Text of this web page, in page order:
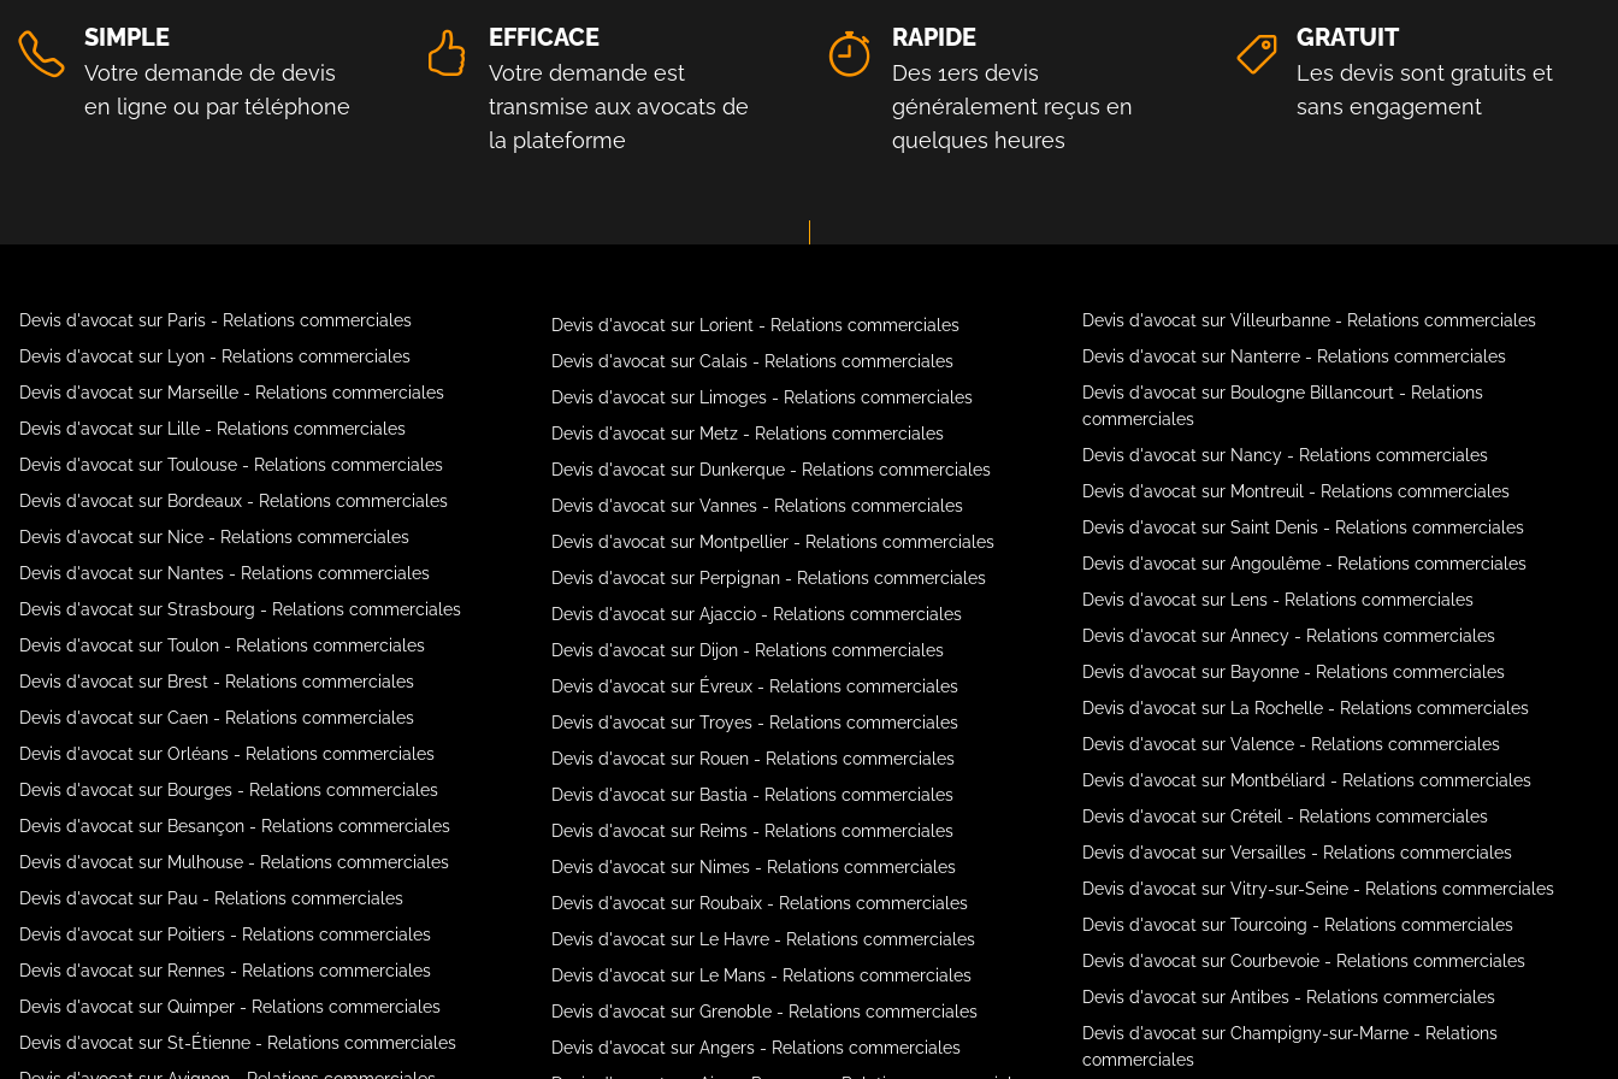
SIMPLE
Votre demande de devis
en ligne ou par téléphone
EFFICACE
Votre demande est
transmise aux avocats de
la plateforme
RAPIDE
Des 1ers devis
généralement reçus en
quelques heures
GRATUIT
Les devis sont gratuits et
sans engagement
Devis d'avocat sur Paris - Relations commerciales
Devis d'avocat sur Lyon - Relations commerciales
Devis d'avocat sur Marseille - Relations commerciales
Devis d'avocat sur Lille - Relations commerciales
Devis d'avocat sur Toulouse - Relations commerciales
Devis d'avocat sur Bordeaux - Relations commerciales
Devis d'avocat sur Nice - Relations commerciales
Devis d'avocat sur Nantes - Relations commerciales
Devis d'avocat sur Strasbourg - Relations commerciales
Devis d'avocat sur Toulon - Relations commerciales
Devis d'avocat sur Brest - Relations commerciales
Devis d'avocat sur Caen - Relations commerciales
Devis d'avocat sur Orléans - Relations commerciales
Devis d'avocat sur Bourges - Relations commerciales
Devis d'avocat sur Besançon - Relations commerciales
Devis d'avocat sur Mulhouse - Relations commerciales
Devis d'avocat sur Pau - Relations commerciales
Devis d'avocat sur Poitiers - Relations commerciales
Devis d'avocat sur Rennes - Relations commerciales
Devis d'avocat sur Quimper - Relations commerciales
Devis d'avocat sur St-Étienne - Relations commerciales
Devis d'avocat sur Lorient - Relations commerciales
Devis d'avocat sur Calais - Relations commerciales
Devis d'avocat sur Limoges - Relations commerciales
Devis d'avocat sur Metz - Relations commerciales
Devis d'avocat sur Dunkerque - Relations commerciales
Devis d'avocat sur Vannes - Relations commerciales
Devis d'avocat sur Montpellier - Relations commerciales
Devis d'avocat sur Perpignan - Relations commerciales
Devis d'avocat sur Ajaccio - Relations commerciales
Devis d'avocat sur Dijon - Relations commerciales
Devis d'avocat sur Évreux - Relations commerciales
Devis d'avocat sur Troyes - Relations commerciales
Devis d'avocat sur Rouen - Relations commerciales
Devis d'avocat sur Bastia - Relations commerciales
Devis d'avocat sur Reims - Relations commerciales
Devis d'avocat sur Nimes - Relations commerciales
Devis d'avocat sur Roubaix - Relations commerciales
Devis d'avocat sur Le Havre - Relations commerciales
Devis d'avocat sur Le Mans - Relations commerciales
Devis d'avocat sur Grenoble - Relations commerciales
Devis d'avocat sur Angers - Relations commerciales
Devis d'avocat sur Villeurbanne - Relations commerciales
Devis d'avocat sur Nanterre - Relations commerciales
Devis d'avocat sur Boulogne Billancourt - Relations
commerciales
Devis d'avocat sur Nancy - Relations commerciales
Devis d'avocat sur Montreuil - Relations commerciales
Devis d'avocat sur Saint Denis - Relations commerciales
Devis d'avocat sur Angoulême - Relations commerciales
Devis d'avocat sur Lens - Relations commerciales
Devis d'avocat sur Annecy - Relations commerciales
Devis d'avocat sur Bayonne - Relations commerciales
Devis d'avocat sur La Rochelle - Relations commerciales
Devis d'avocat sur Valence - Relations commerciales
Devis d'avocat sur Montbéliard - Relations commerciales
Devis d'avocat sur Créteil - Relations commerciales
Devis d'avocat sur Versailles - Relations commerciales
Devis d'avocat sur Vitry-sur-Seine - Relations commerciales
Devis d'avocat sur Tourcoing - Relations commerciales
Devis d'avocat sur Courbevoie - Relations commerciales
Devis d'avocat sur Antibes - Relations commerciales
Devis d'avocat sur Champigny-sur-Marne - Relations
commerciales